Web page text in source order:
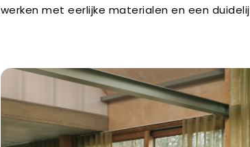
werken met eerlijke materialen en een